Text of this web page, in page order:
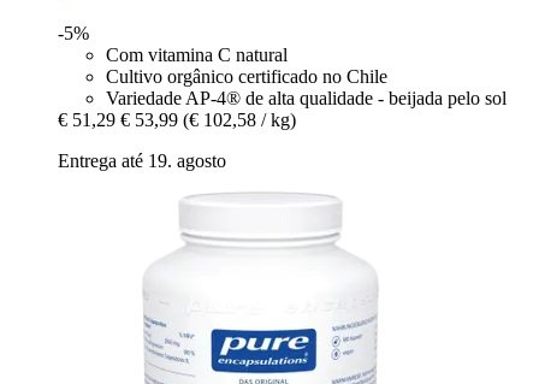
-5%
Com vitamina C natural
Cultivo orgânico certificado no Chile
Variedade AP-4® de alta qualidade - beijada pelo sol
€ 51,29 € 53,99 (€ 102,58 / kg)
Entrega até 19. agosto